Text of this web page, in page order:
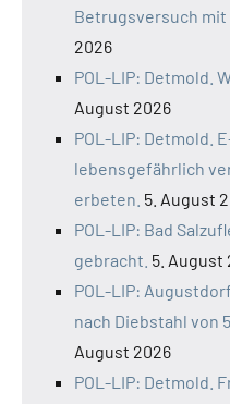
Betrugsversuch mit
2026
POL-LIP: Detmold.
August 2026
POL-LIP: Detmold.
lebensgefährlich
erbeten. 5. August
POL-LIP: Bad
gebracht. 5. August
POL-LIP:
nach Diebstahl von
August 2026
POL-LIP: Detmold.